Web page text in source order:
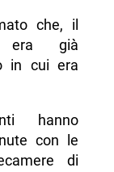
che, il
era già
in cui era
hanno
con le
di